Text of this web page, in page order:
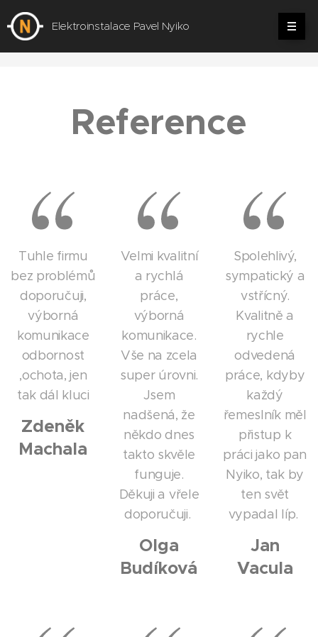
Elektroinstalace Pavel Nyiko
Reference
Tuhle firmu
bez problémů
doporučuji,
výborná
komunikace
odbornost
,ochota, jen
tak dál kluci
Zdeněk
Machala
Velmi kvalitní
a rychlá
práce,
výborná
komunikace.
Vše na zcela
super úrovni.
Jsem
nadšená, že
někdo dnes
takto skvěle
funguje.
Děkuji a vřele
doporučuji.
Olga
Budíková
Spolehlivý,
sympatický a
vstřícný.
Kvalitně a
rychle
odvedená
práce, kdyby
každý
řemeslník měl
přistup k
práci jako pan
Nyiko, tak by
ten svět
vypadal líp.
Jan
Vacula